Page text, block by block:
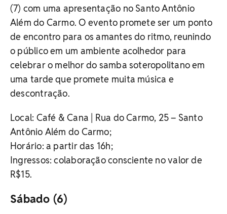
(7) com uma apresentação no Santo Antônio
Além do Carmo. O evento promete ser um ponto
de encontro para os amantes do ritmo, reunindo
o público em um ambiente acolhedor para
celebrar o melhor do samba soteropolitano em
uma tarde que promete muita música e
descontração.
Local: Café & Cana | Rua do Carmo, 25 – Santo
Antônio Além do Carmo;
Horário: a partir das 16h;
Ingressos: colaboração consciente no valor de
R$15.
Sábado (6)